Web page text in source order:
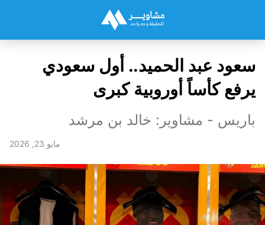
سعود عبد الحميد.. أول سعودي
يرفع كأساً أوروبية كبرى
باريس - مشاوير: خالد بن مرشد
مايو 23, 2026